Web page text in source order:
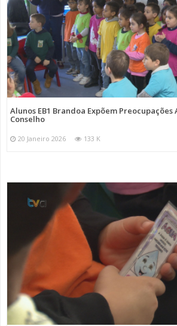
Alunos EB1 Brandoa Expõem Preocupações
Conselho
20 Janeiro 2026 133 K